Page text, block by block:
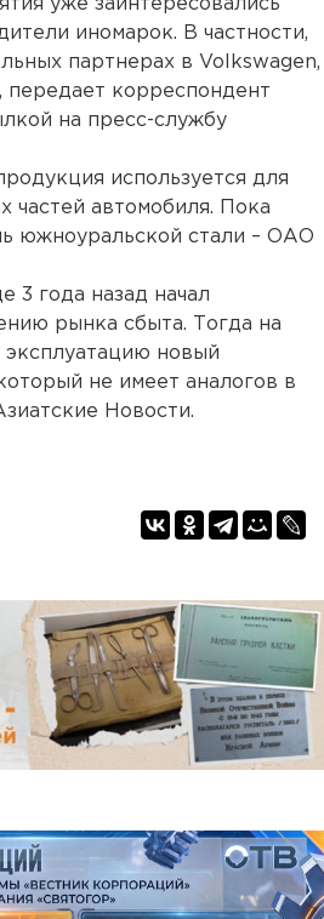
уже заинтересовались
иномарок. В частности,
партнерах в Volkswagen,
передает корреспондент
на пресс-службу
используется для
частей автомобиля. Пока
южноуральской стали – ОАО
года назад начал
рынка сбыта. Тогда на
новый
не имеет аналогов в
Новости.